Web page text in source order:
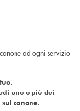
ad ogni servizio
uno o più dei
canone.